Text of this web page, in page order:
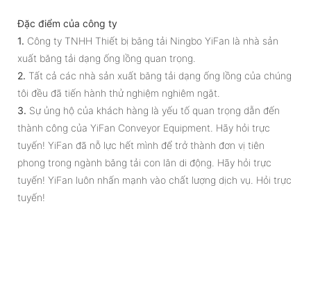
Đặc điểm của công ty
1. Công ty TNHH Thiết bị băng tải Ningbo YiFan là nhà sản
xuất băng tải dạng ống lồng quan trọng.
2. Tất cả các nhà sản xuất băng tải dạng ống lồng của chúng
tôi đều đã tiến hành thử nghiệm nghiêm ngặt.
3. Sự ủng hộ của khách hàng là yếu tố quan trọng dẫn đến
thành công của YiFan Conveyor Equipment. Hãy hỏi trực
tuyến! YiFan đã nỗ lực hết mình để trở thành đơn vị tiên
phong trong ngành băng tải con lăn di động. Hãy hỏi trực
tuyến! YiFan luôn nhấn mạnh vào chất lượng dịch vụ. Hỏi trực
tuyến!